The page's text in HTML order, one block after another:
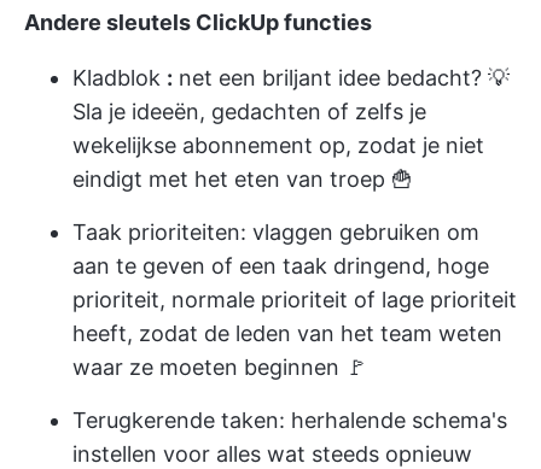
Andere sleutels ClickUp functies
Kladblok : net een briljant idee bedacht? 💡
Sla je ideeën, gedachten of zelfs je
wekelijkse abonnement op, zodat je niet
eindigt met het eten van troep 🍟
Taak prioriteiten: vlaggen gebruiken om
aan te geven of een taak dringend, hoge
prioriteit, normale prioriteit of lage prioriteit
heeft, zodat de leden van het team weten
waar ze moeten beginnen 🚩
Terugkerende taken: herhalende schema's
instellen voor alles wat steeds opnieuw